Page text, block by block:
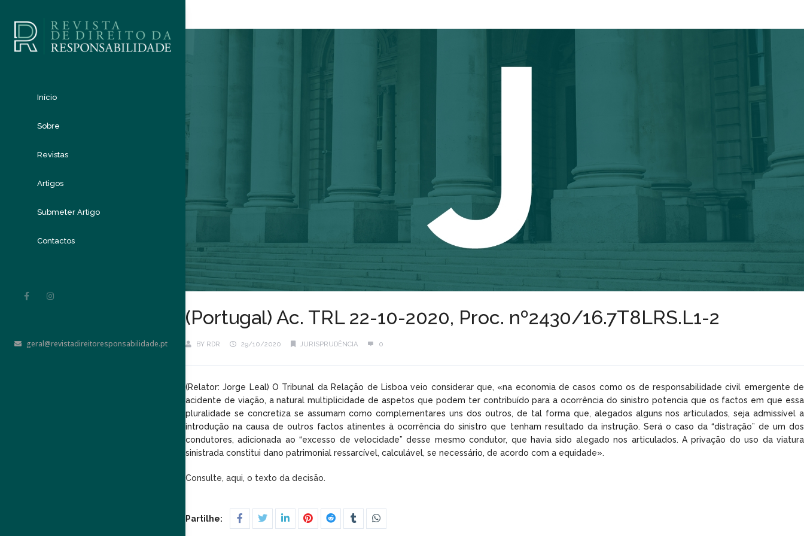
Início
Sobre
Revistas
Artigos
Submeter Artigo
Contactos
geral@revistadireitoresponsabilidade.pt
(Portugal) Ac. TRL 22-10-2020, Proc. nº2430/16.7T8LRS.L1-2
BY RDR 29/10/2020 JURISPRUDÊNCIA 0
(Relator: Jorge Leal) O Tribunal da Relação de Lisboa veio considerar que, «na economia de casos como os de responsabilidade civil emergente de
acidente de viação, a natural multiplicidade de aspetos que podem ter contribuído para a ocorrência do sinistro potencia que os factos em que essa
pluralidade se concretiza se assumam como complementares uns dos outros, de tal forma que, alegados alguns nos articulados, seja admissível a
introdução na causa de outros factos atinentes à ocorrência do sinistro que tenham resultado da instrução. Será o caso da “distração” de um dos
condutores, adicionada ao “excesso de velocidade” desse mesmo condutor, que havia sido alegado nos articulados. A privação do uso da viatura
sinistrada constitui dano patrimonial ressarcível, calculável, se necessário, de acordo com a equidade».
Consulte, aqui, o texto da decisão.
Partilhe: